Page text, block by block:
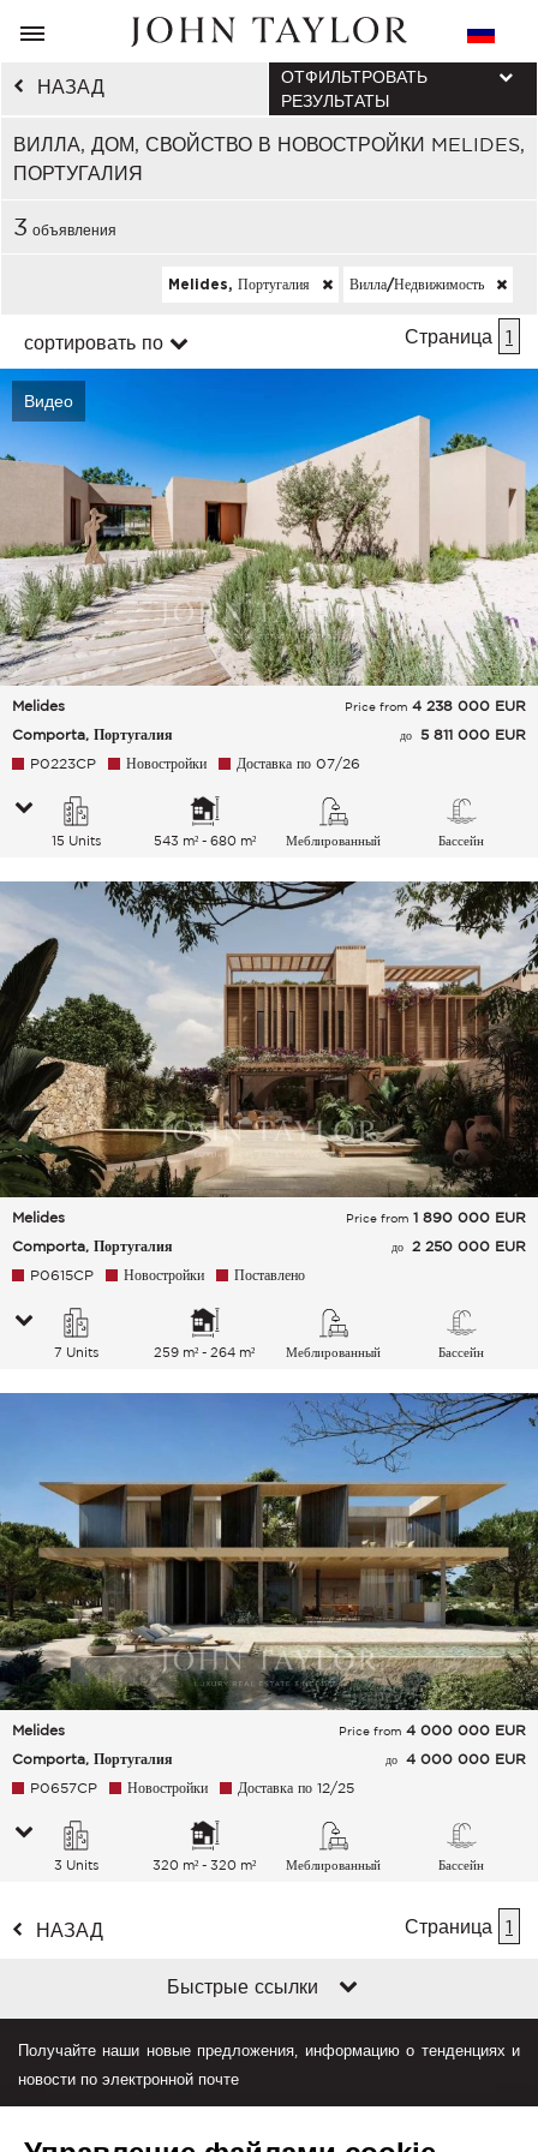
НАЗАД
ВИЛЛА, ДОМ, СВОЙСТВО В НОВОСТРОЙКИ MELIDES,
ПОРТУГАЛИЯ
ОТФИЛЬТРОВАТЬ
РЕЗУЛЬТАТЫ
3 объявления
Melides, Португалия Вилла/недвижимость
сортировать по Страница 1
Видео
Melides
Comporta, Португалия
Price from 4 238 000 EUR
до
5 811 000 EUR
P0223CP
Новостройки Доставка по 07/26
15 Units 543 m² - 680 m² Меблированный Бассейн
Melides
Comporta, Португалия
Price from 1 890 000 EUR
до 2 250 000 EUR
P0615CP
Новостройки Поставлено
7 Units 259 m² - 264 m² Меблированный Бассейн
Melides
Comporta, Португалия
Price from 4 000 000 EUR
до 4 000 000 EUR
P0657CP
Новостройки Доставка по 12/25
3 Units 320 m² - 320 m² Меблированный Бассейн
НАЗАД Страница 1
Быстрые ссылки
Получайте наши новые предложения, информацию о тенденциях и
новости по электронной почте